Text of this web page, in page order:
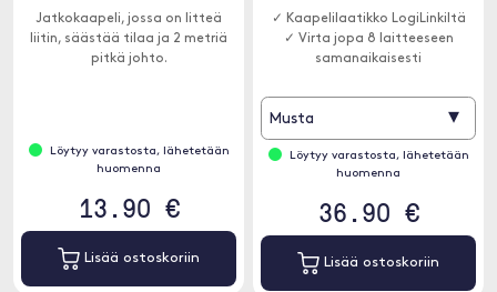
Jatkokaapeli, jossa on litteä
liitin, säästää tilaa ja 2 metriä
pitkä johto.
Löytyy varastosta, lähetetään
huomenna
13.90 €
Lisää ostoskoriin
✓ Kaapelilaatikko LogiLinkiltä
✓ Virta jopa 8 laitteeseen
samanaikaisesti
Musta ▾
Löytyy varastosta, lähetetään
huomenna
36.90 €
Lisää ostoskoriin